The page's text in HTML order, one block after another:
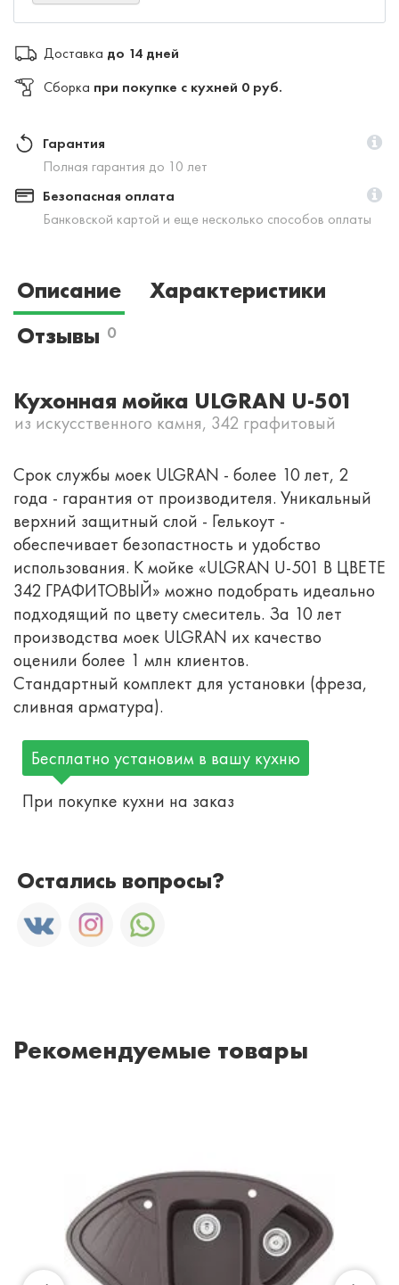
Доставка до 14 дней
Сборка при покупке с кухней 0 руб.
Гарантия
Полная гарантия до 10 лет
Безопасная оплата
Банковской картой и еще несколько способов оплаты
Описание
Характеристики
Отзывы 0
Кухонная мойка ULGRAN U-501
из искусственного камня, 342 графитовый
Срок службы моек ULGRAN - более 10 лет, 2
года - гарантия от производителя. Уникальный
верхний защитный слой - Гелькоут -
обеспечивает безопастность и удобство
использования. К мойке «ULGRAN U-501 В ЦВЕТЕ
342 ГРАФИТОВЫЙ» можно подобрать идеально
подходящий по цвету смеситель. За 10 лет
производства моек ULGRAN их качество
оценили более 1 млн клиентов.
Стандартный комплект для установки (фреза,
сливная арматура).
Бесплатно установим в вашу кухню
При покупке кухни на заказ
Остались вопросы?
Рекомендуемые товары